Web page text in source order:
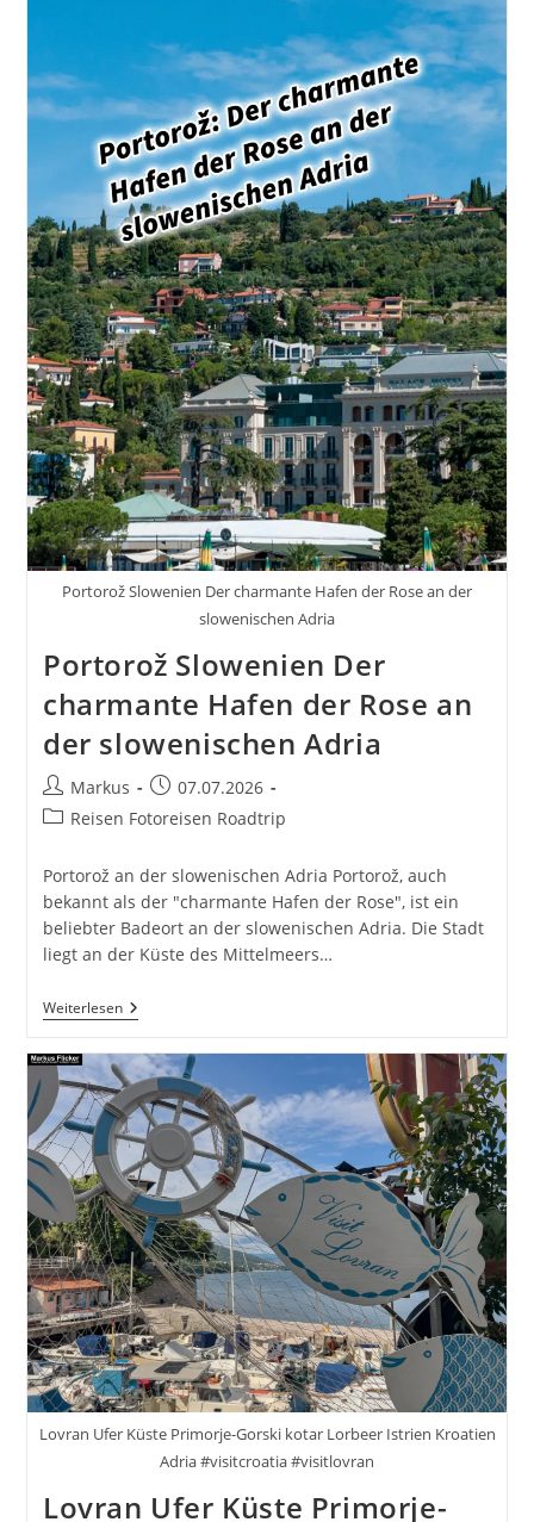
Portorož Slowenien Der charmante Hafen der Rose an der
slowenischen Adria
Portorož Slowenien Der
charmante Hafen der Rose an
der slowenischen Adria
Beitrags-
Autor:
Markus
Beitrag
veröffentlicht:
07.07.2026
Beitrags-
Reisen Fotoreisen Roadtrip
Portorož an der slowenischen Adria Portorož, auch
bekannt als der "charmante Hafen der Rose", ist ein
beliebter Badeort an der slowenischen Adria. Die Stadt
liegt an der Küste des Mittelmeers…
WeiterlesenPortorož
Slowenien
Charmante
Hafen
Der
Rose
An
Der
Slowenischen
Adria
Lovran Ufer Küste Primorje-Gorski kotar Lorbeer Istrien Kroatien
Adria #visitcroatia #visitlovran
Lovran Ufer Küste Primorje-